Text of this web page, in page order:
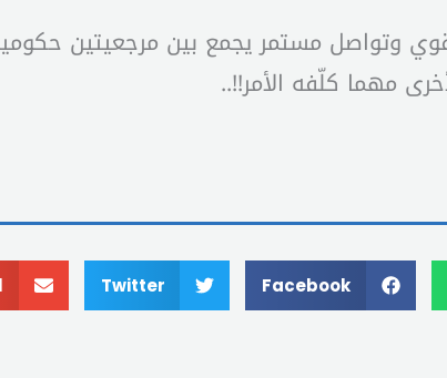
وتواصل مستمر يجمع بين مرجعيتين
مهما كلّفه الأمر!!..
Facebook
Twitter